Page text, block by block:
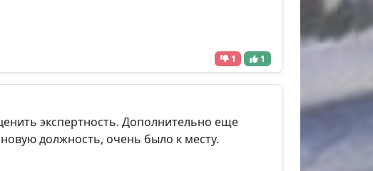
1 1
экспертность. Дополнительно еще
должность, очень было к месту.